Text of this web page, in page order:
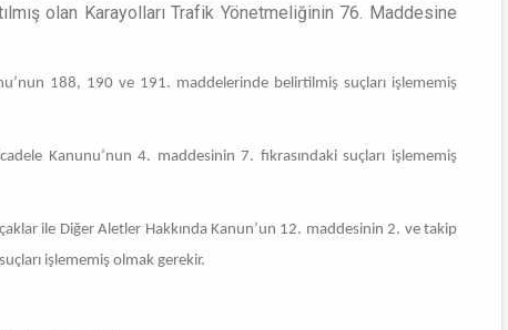
olan Karayolları Trafik Yönetmeliğinin 76. Maddesine
188, 190 ve 191. maddelerinde belirtilmiş suçları işlememiş
Kanunu’nun 4. maddesinin 7. fıkrasındaki suçları işlememiş
ile Diğer Aletler Hakkında Kanun’un 12. maddesinin 2. ve takip
işlememiş olmak gerekir.